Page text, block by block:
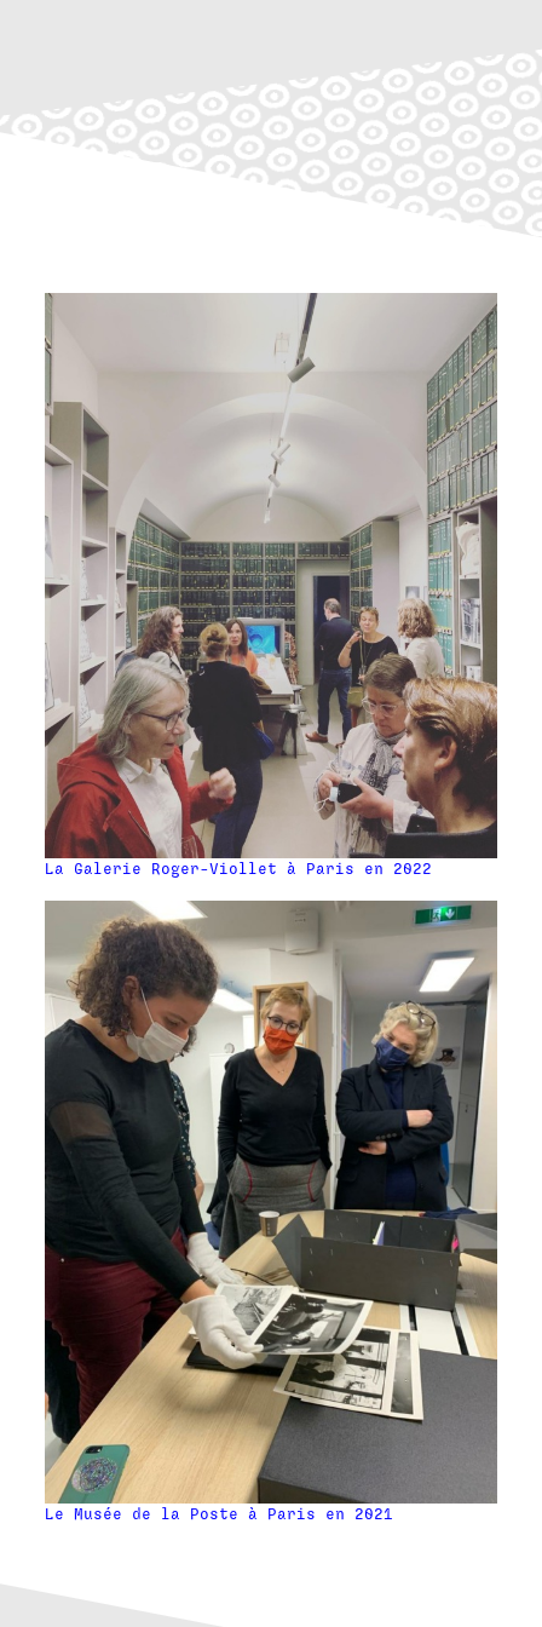
La Galerie Roger-Viollet à Paris en 2022
Le Musée de la Poste à Paris en 2021